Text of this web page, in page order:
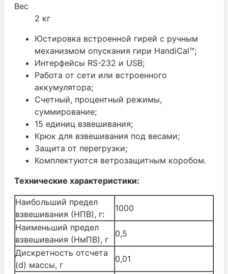
Вес
2 кг
Юстировка встроенной гирей c ручным
механизмом опускания гири HandiCal™;
Интерфейсы RS-232 и USB;
Работа от сети или встроенного
аккумулятора;
Счетный, процентный режимы,
суммирование;
15 единиц взвешивания;
Крюк для взвешивания под весами;
Защита от перегрузки;
Комплектуются ветрозащитным коробом.
Технические характеристики:
Наибольший предел
взвешивания (НПВ), г:
1000
Наименьший предел
взвешивания (НмПВ), г
0,5
Дискретность отсчета
(d) массы, г
0,01